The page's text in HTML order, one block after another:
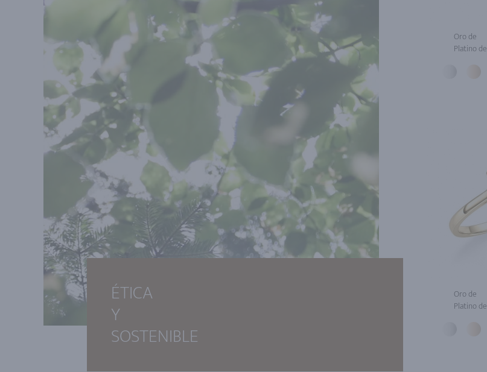
ÉTICA
Y
SOSTENIBLE
Oro de
Platino de
Oro de
Platino de